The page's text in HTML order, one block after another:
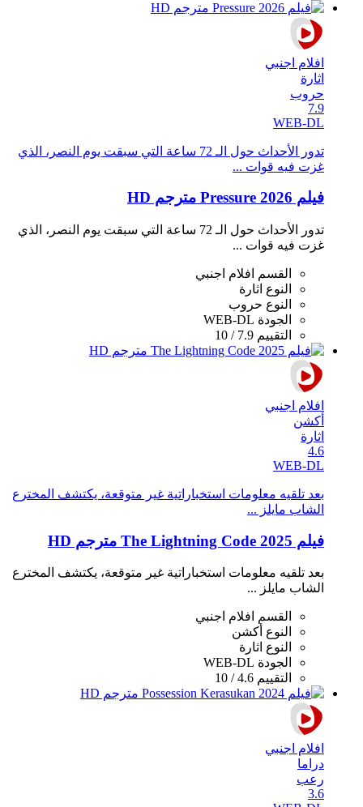
افلام اجنبي
اثارة
حروب
7.9
WEB-DL
تدور الأحداث حول الـ 72 ساعة التي سبقت يوم النصر، الذي
غزت فيه قوات ...
فيلم Pressure 2026 مترجم HD
تدور الأحداث حول الـ 72 ساعة التي سبقت يوم النصر، الذي
غزت فيه قوات ...
القسم
افلام اجنبي
النوع اثارة
النوع حروب
الجودة WEB-DL
التقييم 7.9 / 10
افلام اجنبي
أكشن
اثارة
4.6
WEB-DL
بعد تلقيه معلومات استخباراتية غير متوقعة، يكتشف المخترع
الشاب مايلز ...
فيلم The Lightning Code 2025 مترجم HD
بعد تلقيه معلومات استخباراتية غير متوقعة، يكتشف المخترع
الشاب مايلز ...
القسم افلام اجنبي
النوع أكشن
النوع اثارة
الجودة WEB-DL
التقييم 4.6 / 10
افلام اجنبي
دراما
رعب
3.6